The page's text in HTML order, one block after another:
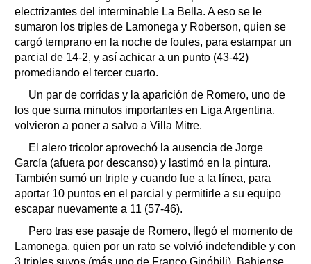
electrizantes del interminable La Bella. A eso se le
sumaron los triples de Lamonega y Roberson, quien se
cargó temprano en la noche de foules, para estampar un
parcial de 14-2, y así achicar a un punto (43-42)
promediando el tercer cuarto.
Un par de corridas y la aparición de Romero, uno de
los que suma minutos importantes en Liga Argentina,
volvieron a poner a salvo a Villa Mitre.
El alero tricolor aprovechó la ausencia de Jorge
García (afuera por descanso) y lastimó en la pintura.
También sumó un triple y cuando fue a la línea, para
aportar 10 puntos en el parcial y permitirle a su equipo
escapar nuevamente a 11 (57-46).
Pero tras ese pasaje de Romero, llegó el momento de
Lamonega, quien por un rato se volvió indefendible y con
3 triples suyos (más uno de Franco Ginóbili), Bahiense